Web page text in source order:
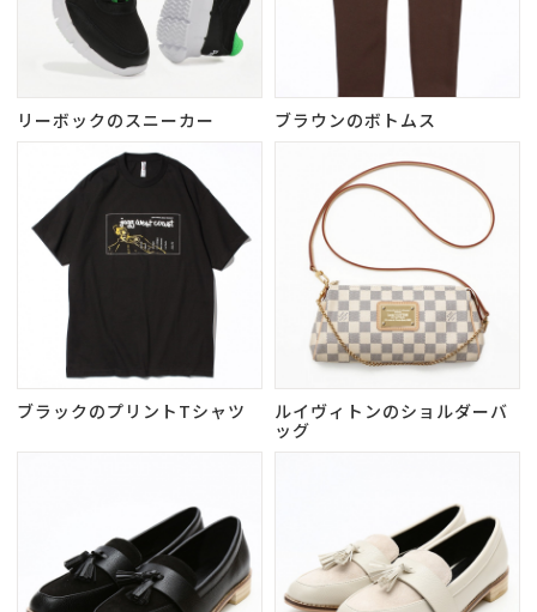
リーボックのスニーカー ブラウンのボトムス
ブラックのプリントTシャツ
ルイヴィトンのショルダーバ
ッグ